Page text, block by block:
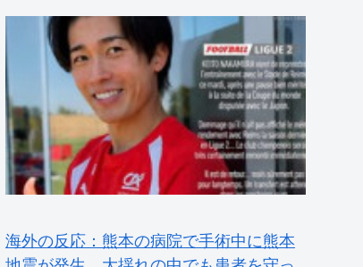
海外の反応：熊本の病院で手術中に熊本